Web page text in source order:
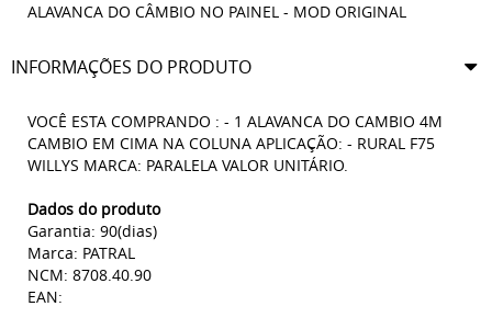
ALAVANCA DO CÂMBIO NO PAINEL - MOD ORIGINAL
INFORMAÇÕES DO PRODUTO
VOCÊ ESTA COMPRANDO : - 1 ALAVANCA DO CAMBIO 4M
CAMBIO EM CIMA NA COLUNA APLICAÇÃO: - RURAL F75
WILLYS MARCA: PARALELA VALOR UNITÁRIO.
Dados do produto
Garantia: 90(dias)
Marca: PATRAL
NCM: 8708.40.90
EAN: